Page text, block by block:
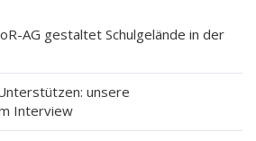
AG gestaltet Schulgelände in der
unsere
Interview